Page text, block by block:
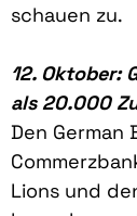
schauen zu.
12. Oktober:
als 20.000
Den German
Lions und